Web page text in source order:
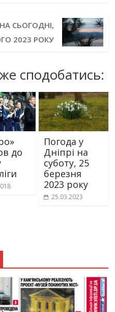
СЬОГОДНІ,
2023 РОКУ
сподобатись:
до
Погода у
Дніпрі на
суботу, 25
березня
2023 року
25.03.2023